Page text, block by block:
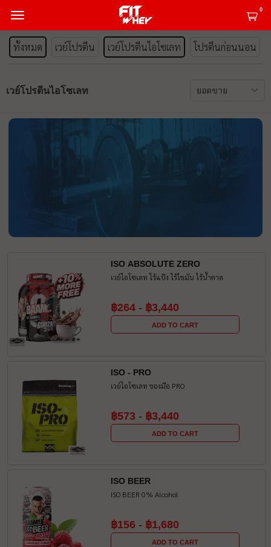
0
ทั้งหมด เวย์โปรตีน เวย์โปรตีนไอโซเลท โปรตีนก่อนนอน
เวย์โปรตีนไอโซเลท
ISO ABSOLUTE ZERO
เวย์ไอโซเลท ไร้แป้ง ไร้ไขมัน ไร้น้ำตาล
฿264 - ฿3,440
ADD TO CART
ISO - PRO
เวย์ไอโซเลท ของมือ PRO
฿573 - ฿3,440
ADD TO CART
ISO BEER
ISO BEER 0% Alcohol
฿156 - ฿1,680
ADD TO CART